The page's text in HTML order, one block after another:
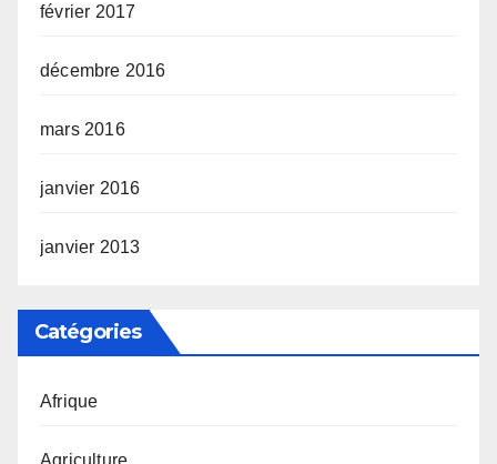
février 2017
décembre 2016
mars 2016
janvier 2016
janvier 2013
Catégories
Afrique
Agriculture